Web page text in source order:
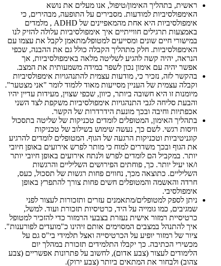
ראשית, בתהליך האימון/טיפול, אנו מעלים את נושא
האימפולסיביות למודעות. מסבירים על התופעה, מבהירים, כי
אימפולסיביות היא אחת מהמאפיינים של ADHD , מלמדים
באמצעות תרגילים חווייתיים איך אימפולסיביות עלולה להזיק לנו
במישורי חיים שונים ומסייעים למטופל/מתאמן לקבל את עצמו עם
האימפולסיביות. חלק מתהליך הקבלה כולל גם את ההבנה, שכפי
הנראה, יהיה קשה להגיע לשליטה מלאה באימפולסיביות, אך
אפשר יהיה עם אימון נכון לשפר במידה משמעותית את המצב.
בהקשר לזה, נזכיר כי, מודעות עצמית להתנהגויות אימפולסיביות
וקבלה עצמית של העניין מסייעות מאוד ללמוד לומר "אני מצטער".
מיומנות זו היא חשובה ביותר, כיוון, שכפי שצוין, מעידות עדיין יהיו
והבעת סליחה לגבי התנהגויות אימפולסיביות משקפת לצד השני
אכפתיות וחיבה ובכך מונעת הידרדרות של הקשר.
בתהליך האימון, המטופלים לומדים טכניקות של שליטה בתסכול
וויסות רגשי. לשם כך, נעשה שימוש בשילוב של טכניקות
קוגניטיביות וטכניקות הרגעה של הגוף. המטופלים לומדים להרגיע
את הגוף ובכך משדרים למוח כי מותר לפרש אירועים באופן חיובי
יותר. במקביל הם לומדים לפרש ולנתח אירועים באופן חיובי יותר
ו/או יעיל יותר. כך, פוחתים הפירושים השליליים והרגשות
השליליים. כתוצאה מכך, נחווים פחות רגשות של תסכול, כעס,
חרדה והאשמה והמטופלים חשים פחות צורך להתפרץ באופן
אימפולסיבי.
ניתן לספק למטופלים/מתאמנים עזרים ותזכורות לעצור לפני
שמגיבים, כמו גומייה על היד, כרטיסיות תזכורת ועוד. למשל,
כרטיסיית רמזור אישית נעזרת בצבעי הרמזור כדי להזכיר למטופל
איך להתנהל במצבים המסוימים אותם זיהינו כ"מועדים לפורענות".
ציור של רמזור יופיע על הכרטיסייה ואצל תלמידי בי"ס גם על
מכשירי הכתיבה. כך יקבלו התלמידים תזכורת במהלך יום
הלימודים לעצור (צבע אדום), לחשוב על פתרונות אפשריים (צבע
צהוב) ולבחור את המתאים ביותר (צבע ירוק).